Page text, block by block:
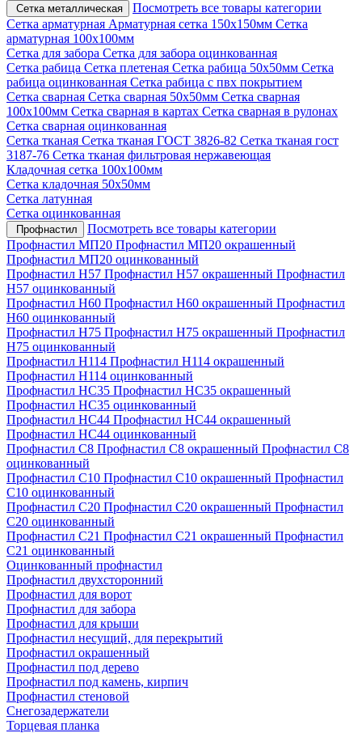
Сетка металлическая
Посмотреть все товары категории
Сетка арматурная Арматурная сетка 150х150мм Сетка
арматурная 100х100мм
Сетка для забора Сетка для забора оцинкованная
Сетка рабица Сетка плетеная Сетка рабица 50х50мм Сетка
рабица оцинкованная Сетка рабица с пвх покрытием
Сетка сварная Сетка сварная 50х50мм Сетка сварная
100х100мм Сетка сварная в картах Сетка сварная в рулонах
Сетка сварная оцинкованная
Сетка тканая Сетка тканая ГОСТ 3826-82 Сетка тканая гост
3187-76 Сетка тканая фильтровая нержавеющая
Кладочная сетка 100х100мм
Сетка кладочная 50х50мм
Сетка латунная
Сетка оцинкованная
Профнастил
Посмотреть все товары категории
Профнастил МП20 Профнастил МП20 окрашенный
Профнастил МП20 оцинкованный
Профнастил Н57 Профнастил Н57 окрашенный Профнастил
Н57 оцинкованный
Профнастил Н60 Профнастил Н60 окрашенный Профнастил
Н60 оцинкованный
Профнастил Н75 Профнастил Н75 окрашенный Профнастил
Н75 оцинкованный
Профнастил Н114 Профнастил Н114 окрашенный
Профнастил Н114 оцинкованный
Профнастил НС35 Профнастил НС35 окрашенный
Профнастил НС35 оцинкованный
Профнастил НС44 Профнастил НС44 окрашенный
Профнастил НС44 оцинкованный
Профнастил С8 Профнастил С8 окрашенный Профнастил С8
оцинкованный
Профнастил С10 Профнастил С10 окрашенный Профнастил
С10 оцинкованный
Профнастил С20 Профнастил С20 окрашенный Профнастил
С20 оцинкованный
Профнастил С21 Профнастил С21 окрашенный Профнастил
С21 оцинкованный
Оцинкованный профнастил
Профнастил двухсторонний
Профнастил для ворот
Профнастил для забора
Профнастил для крыши
Профнастил несущий, для перекрытий
Профнастил окрашенный
Профнастил под дерево
Профнастил под камень, кирпич
Профнастил стеновой
Снегозадержатели
Торцевая планка